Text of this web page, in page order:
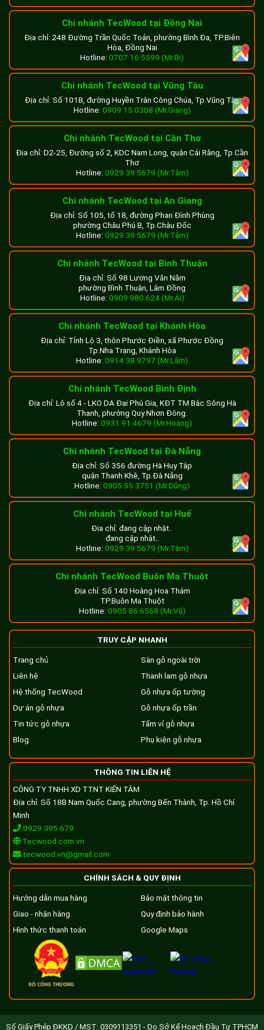
Chi nhánh TecWood tại Đồng Nai
Địa chỉ: 248 Đường Trần Quốc Toản, phường Bình Đa, TP.Biên
Hòa, Đồng Nai
Hotline: 0707 16 5599 (Mr.Bi)
Chi nhánh TecWood tại Vũng Tàu
Địa chỉ: Số 101B, đường Huyền Trân Công Chúa, Tp.Vũng Tàu
Hotline: 0909 15 0308 (Mr.Giang)
Chi nhánh TecWood tại Cần Thơ
Địa chỉ: D2-25, Đường số 2, KDC Nam Long, quận Cái Răng, Tp.Cần
Thơ
Hotline: 0929 39 5679 (Mr.Tâm)
Chi nhánh TecWood tại An Giang
Địa chỉ: Số 105, tổ 18, đường Phan Đình Phùng
phường Châu Phú B, Tp.Châu Đốc
Hotline: 0929 39 5679 (Mr.Tâm)
Chi nhánh TecWood tại Bình Thuận
Địa chỉ: Số 98 Lương Văn Năm
phường Bình Thuận, Lâm Đồng
Hotline: 0909 980 624 (Mr.Ái)
Chi nhánh TecWood tại Khánh Hòa
Địa chỉ: Tỉnh Lộ 3, thôn Phước Điền, xã Phước Đồng
Tp.Nha Trang, Khánh Hòa
Hotline: 0914 38 9797 (Mr.Lãm)
Chi nhánh TecWood Bình Định
Địa chỉ: Lô số 4 - LKO DA Đại Phú Gia, KĐT TM Bắc Sông Hà
Thanh, phường Quy Nhơn Đông.
Hotline: 0931 91 4679 (Mr.Hoàng)
Chi nhánh TecWood tại Đà Nẵng
Địa chỉ: Số 356 đường Hà Huy Tập
quận Thanh Khê, Tp.Đà Nẵng
Hotline: 0905 55 3751 (Mr.Dũng)
Chi nhánh TecWood tại Huế
Địa chỉ: đang cập nhật..
đang cập nhật..
Hotline: 0929 39 5679 (Mr.Tâm)
Chi nhánh TecWood Buôn Ma Thuột
Địa chỉ: Số 140 Hoàng Hoa Thám
TP.Buôn Ma Thuột
Hotline: 0905 86 6568 (Mr.Vũ)
TRUY CẬP NHANH
Trang chủ
Liên hệ
Hệ thống TecWood
Dự án gỗ nhựa
Tin tức gỗ nhựa
Blog
Sàn gỗ ngoài trời
Thanh lam gỗ nhựa
Gỗ nhựa ốp tường
Gỗ nhựa ốp trần
Tấm vỉ gỗ nhựa
Phụ kiện gỗ nhựa
THÔNG TIN LIÊN HỆ
CÔNG TY TNHH XD TTNT KIẾN TÂM
Địa chỉ: Số 18B Nam Quốc Cang, phường Bến Thành, Tp. Hồ Chí
Minh
0929 395 679
Tecwood.com.vn
tecwood.vn@gmail.com
CHÍNH SÁCH & QUY ĐỊNH
Hướng dẫn mua hàng
Giao - nhận hàng
Hình thức thanh toán
Bảo mật thông tin
Quy định bảo hành
Google Maps
Số Giấy Phép ĐKKD / MST: 0309113351 - Do Sở Kế Hoạch Đầu Tư TPHCM